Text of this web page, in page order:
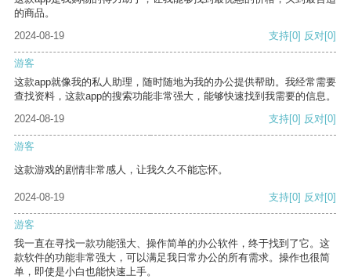
的商品。
2024-08-19
支持[0] 反对[0]
游客
这款app就像我的私人助理，随时随地为我的办公提供帮助。我经常需要
查找资料，这款app的搜索功能非常强大，能够快速找到我需要的信息。
2024-08-19
支持[0] 反对[0]
游客
这款游戏的剧情非常感人，让我久久不能忘怀。
2024-08-19 支持[0] 反对[0]
游客
我一直在寻找一款功能强大、操作简单的办公软件，终于找到了它。这
款软件的功能非常强大，可以满足我日常办公的所有需求。操作也很简
单，即使是小白也能快速上手。